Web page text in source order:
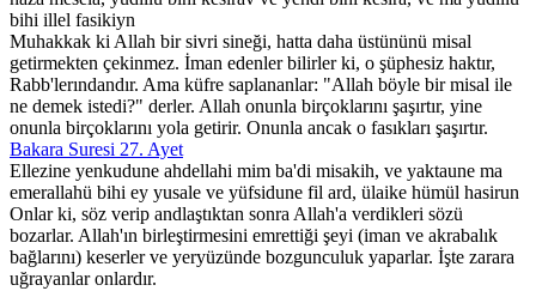
bihi illel fasikiyn
Muhakkak ki Allah bir sivri sineği, hatta daha üstününü misal
getirmekten çekinmez. İman edenler bilirler ki, o şüphesiz haktır,
Rabb'lerındandır. Ama küfre saplananlar: "Allah böyle bir misal ile
ne demek istedi?" derler. Allah onunla birçoklarını şaşırtır, yine
onunla birçoklarını yola getirir. Onunla ancak o fasıkları şaşırtır.
Bakara Suresi 27. Ayet
Ellezine yenkudune ahdellahi mim ba'di misakih, ve yaktaune ma
emerallahü bihi ey yusale ve yüfsidune fil ard, ülaike hümül hasirun
Onlar ki, söz verip andlaştıktan sonra Allah'a verdikleri sözü
bozarlar. Allah'ın birleştirmesini emrettiği şeyi (iman ve akrabalık
bağlarını) keserler ve yeryüzünde bozgunculuk yaparlar. İşte zarara
uğrayanlar onlardır.